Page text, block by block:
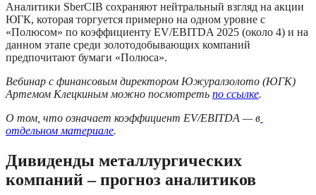
Аналитики SberCIB сохраняют нейтральный взгляд на акции
ЮГК, которая торгуется примерно на одном уровне с
«Полюсом» по коэффициенту EV/EBITDA 2025 (около 4) и на
данном этапе среди золотодобывающих компаний
предпочитают бумаги «Полюса».
Вебинар с финансовым директором Южуралзолото (ЮГК)
Артемом Клецкиным можно посмотреть по ссылке.
О том, что означает коэффициент EV/EBITDA — в
отдельном материале.
Дивиденды металлургических
компаний – прогноз аналитиков